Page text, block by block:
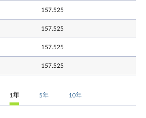
157.525
157.525
157.525
157.525
1年 5年 10年